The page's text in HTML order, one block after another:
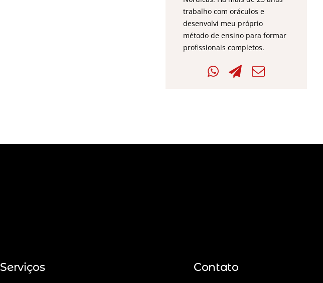
trabalho com oráculos e
desenvolvi meu próprio
método de ensino para formar
profissionais completos.
Serviços Contato